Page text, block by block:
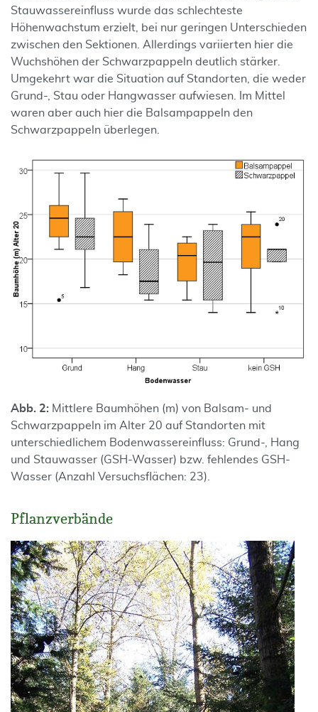
Stauwassereinfluss wurde das schlechteste
Höhenwachstum erzielt, bei nur geringen Unterschieden
zwischen den Sektionen. Allerdings variierten hier die
Wuchshöhen der Schwarzpappeln deutlich stärker.
Umgekehrt war die Situation auf Standorten, die weder
Grund-, Stau oder Hangwasser aufwiesen. Im Mittel
waren aber auch hier die Balsampappeln den
Schwarzpappeln überlegen.
Abb. 2: Mittlere Baumhöhen (m) von Balsam- und
Schwarzpappeln im Alter 20 auf Standorten mit
unterschiedlichem Bodenwassereinfluss: Grund-, Hang
und Stauwasser (GSH-Wasser) bzw. fehlendes GSH-
Wasser (Anzahl Versuchsflächen: 23).
Pflanzverbände